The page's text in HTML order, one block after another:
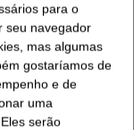
para o
seu navegador
mas algumas
gostaríamos de
e de
uma
serão